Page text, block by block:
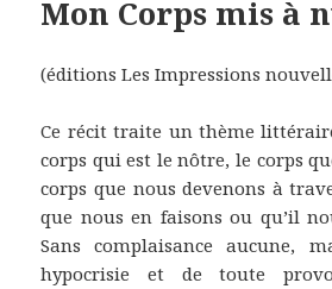
Mon Corps mis à
(éditions Les Impressions
Ce récit traite un thème
corps qui est le nôtre, le corps
corps que nous devenons à
que nous en faisons ou qu’il
Sans complaisance aucune,
hypocrisie et de toute